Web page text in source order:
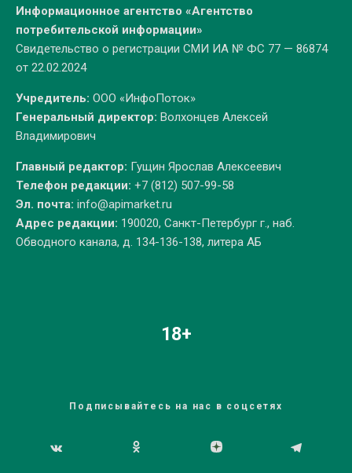
Информационное агентство «Агентство
потребительской информации»
Свидетельство о регистрации СМИ ИА № ФС 77 — 86874
от 22.02.2024
Учредитель: ООО «ИнфоПоток»
Генеральный директор: Волхонцев Алексей
Владимирович
Главный редактор: Гущин Ярослав Алексеевич
Телефон редакции: +7 (812) 507-99-58
Эл. почта: info@apimarket.ru
Адрес редакции: 190020, Санкт-Петербург г., наб.
Обводного канала, д. 134-136-138, литера АБ
18+
Подписывайтесь на нас в соцсетях